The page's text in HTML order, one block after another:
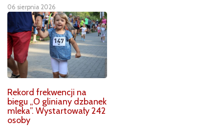
06 sierpnia 2026
Rekord frekwencji na
biegu „O gliniany dzbanek
mleka”. Wystartowały 242
osoby